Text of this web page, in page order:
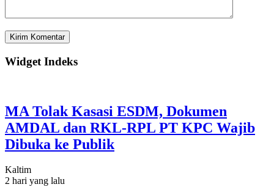
Widget Indeks
MA Tolak Kasasi ESDM, Dokumen
AMDAL dan RKL-RPL PT KPC Wajib
Dibuka ke Publik
Kaltim
2 hari yang lalu